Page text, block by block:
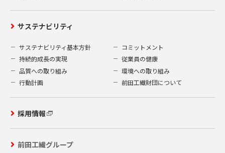
サステナビリティ
サステナビリティ基本方針
コミットメント
持続的成長の実現
従業員の健康
品質への取り組み
環境への取り組み
行動計画
前田工繊財団について
採用情報
前田工繊グループ